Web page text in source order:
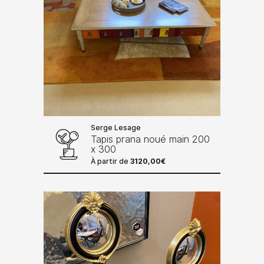
Serge Lesage
Tapis prana noué main 200
x 300
À partir de 3120,00€